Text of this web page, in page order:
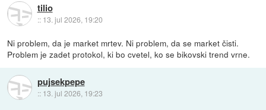
tilio
:: 13. jul 2026, 19:20
Ni problem, da je market mrtev. Ni problem, da se market čisti.
Problem je zadet protokol, ki bo cvetel, ko se bikovski trend vrne.
pujsekpepe
:: 13. jul 2026, 19:23